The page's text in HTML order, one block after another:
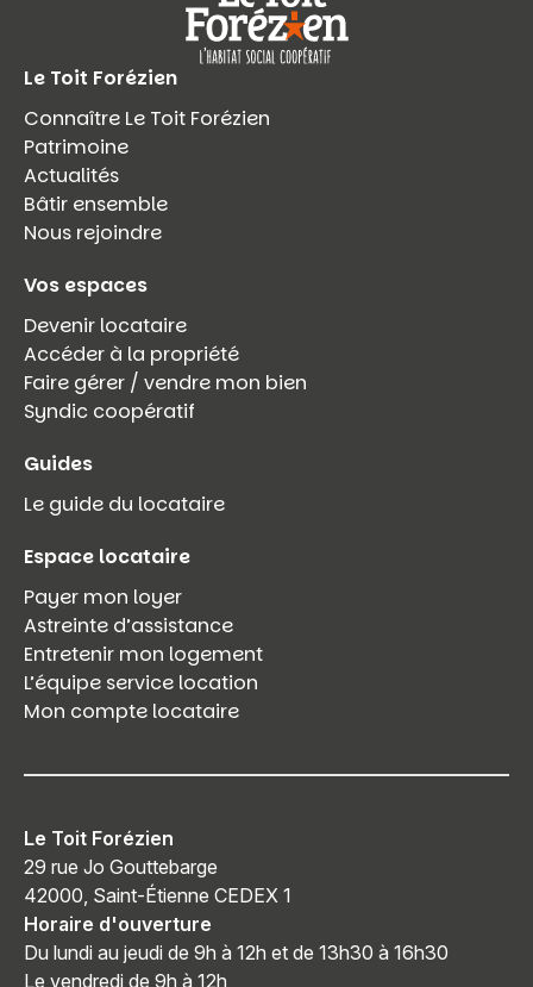
Le Toit Forézien
Connaître Le Toit Forézien
Patrimoine
Actualités
Bâtir ensemble
Nous rejoindre
Vos espaces
Devenir locataire
Accéder à la propriété
Faire gérer / vendre mon bien
Syndic coopératif
Guides
Le guide du locataire
Espace locataire
Payer mon loyer
Astreinte d’assistance
Entretenir mon logement
L’équipe service location
Mon compte locataire
Le Toit Forézien
29 rue Jo Gouttebarge
42000, Saint-Étienne CEDEX 1
Horaire d'ouverture
Du lundi au jeudi de 9h à 12h et de 13h30 à 16h30
Le vendredi de 9h à 12h